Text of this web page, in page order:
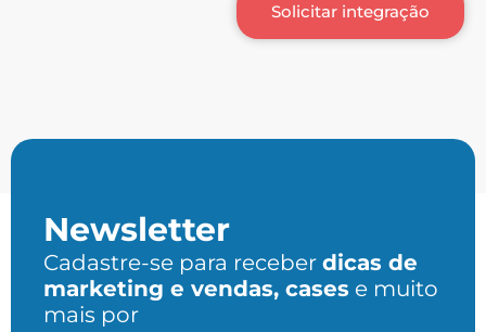
Solicitar integração
Newsletter
Cadastre-se para receber dicas de
marketing e vendas, cases e muito
mais por